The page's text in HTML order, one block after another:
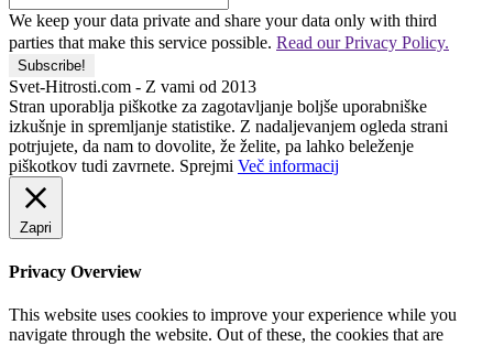
We keep your data private and share your data only with third
parties that make this service possible. Read our Privacy Policy.
Svet-Hitrosti.com - Z vami od 2013
Stran uporablja piškotke za zagotavljanje boljše uporabniške
izkušnje in spremljanje statistike. Z nadaljevanjem ogleda strani
potrjujete, da nam to dovolite, že želite, pa lahko beleženje
piškotkov tudi zavrnete. Sprejmi Več informacij
Zapri
Privacy Overview
This website uses cookies to improve your experience while you
navigate through the website. Out of these, the cookies that are